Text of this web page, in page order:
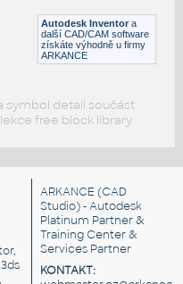
Autodesk Inventor a
další CAD/CAM software
získáte výhodně u firmy
ARKANCE
symbol detail součást
free block library
ARKANCE (CAD
Studio) - Autodesk
Platinum Partner &
Training Center &
Services Partner
KONTAKT: